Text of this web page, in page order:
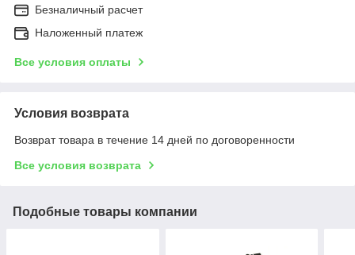
Безналичный расчет
Наложенный платеж
Все условия оплаты
Условия возврата
Возврат товара в течение 14 дней по договоренности
Все условия возврата
Подобные товары компании